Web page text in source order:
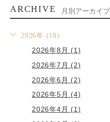
ARCHIVE 月別アーカイブ
2026年 (18)
2026年8月 (1)
2026年7月 (2)
2026年6月 (2)
2026年5月 (4)
2026年4月 (1)